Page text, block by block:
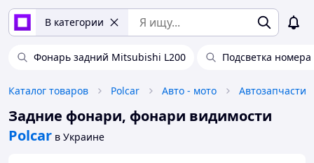
В категории
Фонарь задний Mitsubishi L200 Подсветка
Каталог товаров Polcar Авто - мото Автозапчасти
Задние фонари, фонари видимости
Polcar в Украине